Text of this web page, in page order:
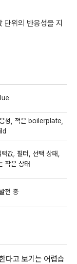
위의 반응성을 지
성, 적은 boilerplate,
값, 필터, 선택 상태,
작은 상태
전 중
다고 보기는 어렵습